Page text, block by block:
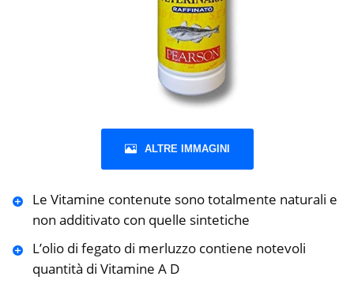
ALTRE IMMAGINI
Le Vitamine contenute sono totalmente naturali e
non additivato con quelle sintetiche
L’olio di fegato di merluzzo contiene notevoli
quantità di Vitamine A D